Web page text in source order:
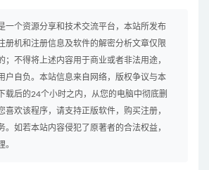
一个资源分享和技术交流平台，本站所发布
册机和注册信息及软件的解密分析文章仅限
；不得将上述内容用于商业或者非法用途，
户自负。本站信息来自网络，版权争议与本
载后的24个小时之内，从您的电脑中彻底删
喜欢该程序，请支持正版软件，购买注册，
。如若本站内容侵犯了原著者的合法权益，
。